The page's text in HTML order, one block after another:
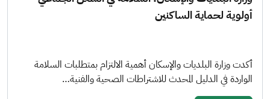
أولوية لحماية الساكنين
أكدت وزارة البلديات والإسكان أهمية الالتزام بمتطلبات السلامة
الواردة في الدليل المحدث للاشتراطات الصحية والفنية…